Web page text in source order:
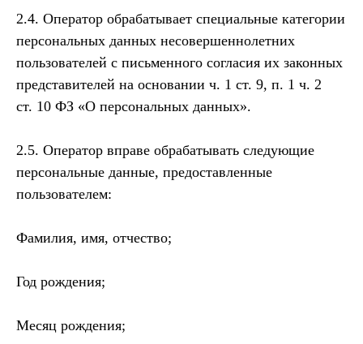
2.4. Оператор обрабатывает специальные категории
персональных данных несовершеннолетних
пользователей с письменного согласия их законных
представителей на основании ч. 1 ст. 9, п. 1 ч. 2
ст. 10 ФЗ «О персональных данных».
2.5. Оператор вправе обрабатывать следующие
персональные данные, предоставленные
пользователем:
Фамилия, имя, отчество;
Год рождения;
Месяц рождения;